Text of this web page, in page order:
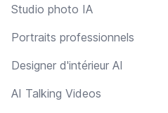
Studio photo IA
Portraits professionnels
Designer d'intérieur AI
AI Talking Videos